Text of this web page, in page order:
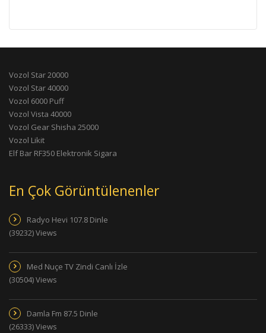
Vozol Star 20000
Vozol Star 40000
Vozol 6000 Puff
Vozol Vista 40000
Vozol Gear Shisha 25000
Vozol Likit
Elf Bar RF350 Elektronik Sigara
En Çok Görüntülenenler
Radyo Hevi 107.8 Dinle
(39232) Views
Med Nuçe TV Zindi Canlı İzle
(30504) Views
Damla Fm 87.5 Dinle
(26333) Views